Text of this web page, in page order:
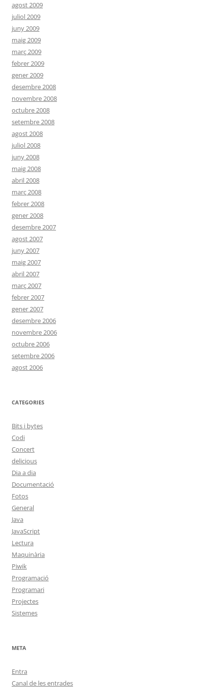
agost 2009
juliol 2009
juny 2009
maig 2009
març 2009
febrer 2009
gener 2009
desembre 2008
novembre 2008
octubre 2008
setembre 2008
agost 2008
juliol 2008
juny 2008
maig 2008
abril 2008
març 2008
febrer 2008
gener 2008
desembre 2007
agost 2007
juny 2007
maig 2007
abril 2007
març 2007
febrer 2007
gener 2007
desembre 2006
novembre 2006
octubre 2006
setembre 2006
agost 2006
CATEGORIES
Bits i bytes
Codi
Concert
delicious
Dia a dia
Documentació
Fotos
General
Java
JavaScript
Lectura
Maquinària
Piwik
Programació
Programari
Projectes
Sistemes
META
Entra
Canal de les entrades